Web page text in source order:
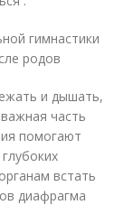
гимнастики
родов
и дышать,
часть
помогают
встать
диафрагма